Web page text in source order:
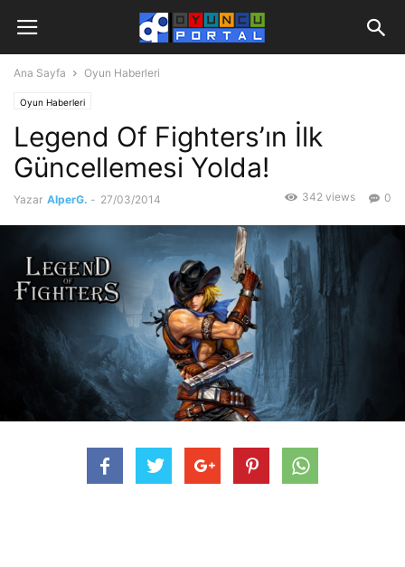
Ana Sayfa Oyun Haberleri
Oyun Haberleri
Legend Of Fighters’ın İlk
Güncellemesi Yolda!
Yazar AlperG. - 27/03/2014 0
342 views